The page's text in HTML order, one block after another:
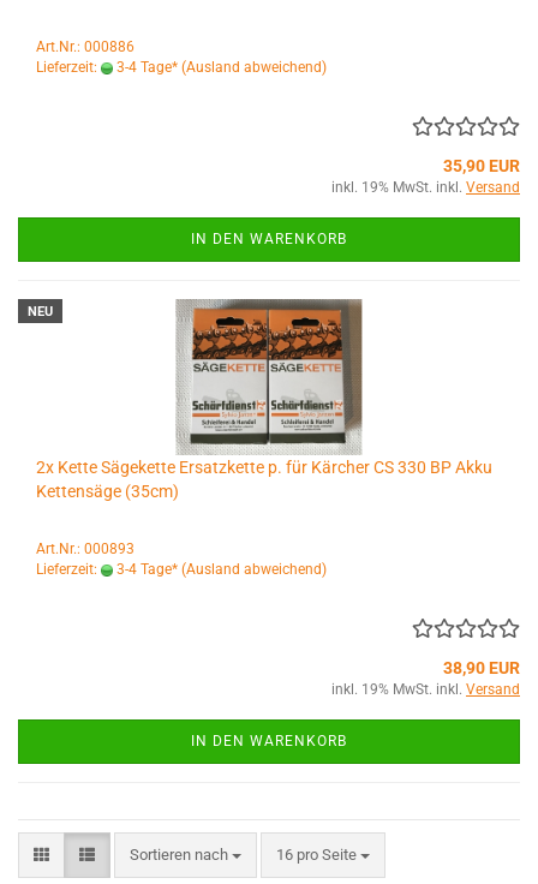
Art.Nr.: 000886
Lieferzeit:
3-4 Tage* (Ausland abweichend)
35,90 EUR
inkl. 19% MwSt. inkl. Versand
IN DEN WARENKORB
NEU
2x Kette Sägekette Ersatzkette p. für Kärcher CS 330 BP Akku
Kettensäge (35cm)
Art.Nr.: 000893
Lieferzeit:
3-4 Tage* (Ausland abweichend)
38,90 EUR
inkl. 19% MwSt. inkl. Versand
IN DEN WARENKORB
Sortieren nach
Sortieren nach 16 pro Seite
pro Seite